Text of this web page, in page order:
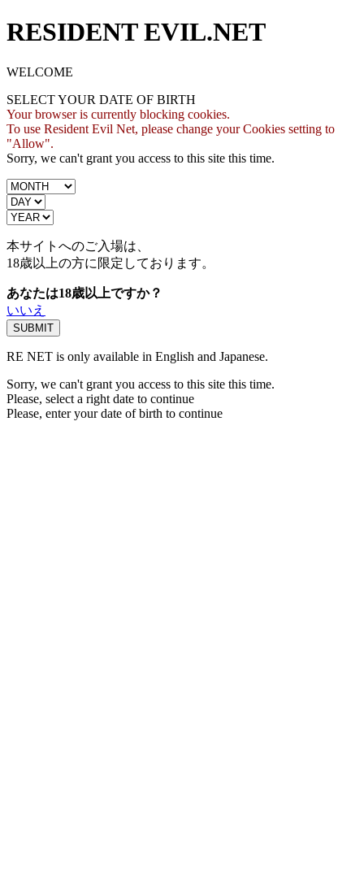
RESIDENT EVIL.NET
WELCOME
SELECT YOUR DATE OF BIRTH
Your browser is currently blocking cookies.
To use Resident Evil Net, please change your Cookies setting to
"Allow".
Sorry, we can't grant you access to this site this time.
本サイトへのご入場は、
18歳以上の方に限定しております。
あなたは18歳以上ですか？
いいえ
RE NET is only available in English and Japanese.
Sorry, we can't grant you access to this site this time.
Please, select a right date to continue
Please, enter your date of birth to continue